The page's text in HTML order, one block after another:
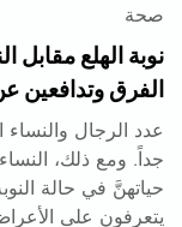
صحة
نوبة الهلع مقابل
الفرق وتدافعين
عدد الرجال
جداً. ومع ذلك،
حياتهنَّ في حالة
يتعرفون على